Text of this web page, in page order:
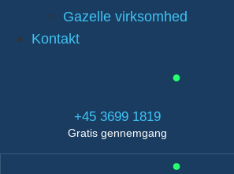
Gazelle virksomhed
Kontakt
+45 3699 1819
Gratis gennemgang